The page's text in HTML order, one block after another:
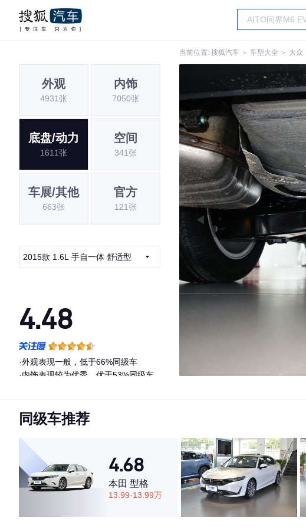
当前位置: 搜狐汽车 ＞ 车型大全 ＞ 大众
外观
4931张
内饰
7050张
底盘/动力
1611张
空间
341张
车展/其他
663张
官方
121张
2015款 1.6L 手自一体 舒适型
4.48
·外观表现一般，低于66%同级车
·内饰表现较为优秀，优于53%同级车
同级车推荐
4.68
本田 型格
13.99-13.99万